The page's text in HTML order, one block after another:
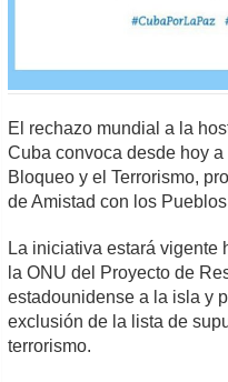
El rechazo mundial a la
Cuba convoca desde hoy
Bloqueo y el Terrorismo,
de Amistad con los
La iniciativa estará vigente
la ONU del Proyecto de
estadounidense a la isla y
exclusión de la lista de
terrorismo.